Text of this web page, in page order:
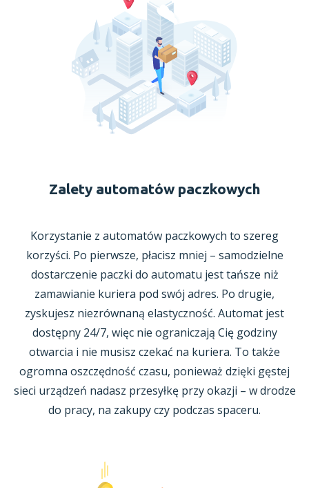
Zalety automatów paczkowych
Korzystanie z automatów paczkowych to szereg
korzyści. Po pierwsze, płacisz mniej – samodzielne
dostarczenie paczki do automatu jest tańsze niż
zamawianie kuriera pod swój adres. Po drugie,
zyskujesz niezrównaną elastyczność. Automat jest
dostępny 24/7, więc nie ograniczają Cię godziny
otwarcia i nie musisz czekać na kuriera. To także
ogromna oszczędność czasu, ponieważ dzięki gęstej
sieci urządzeń nadasz przesyłkę przy okazji – w drodze
do pracy, na zakupy czy podczas spaceru.